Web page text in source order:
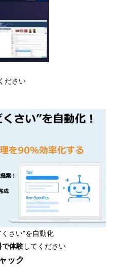
ださい
さい”を自動化
で体験してください
ック